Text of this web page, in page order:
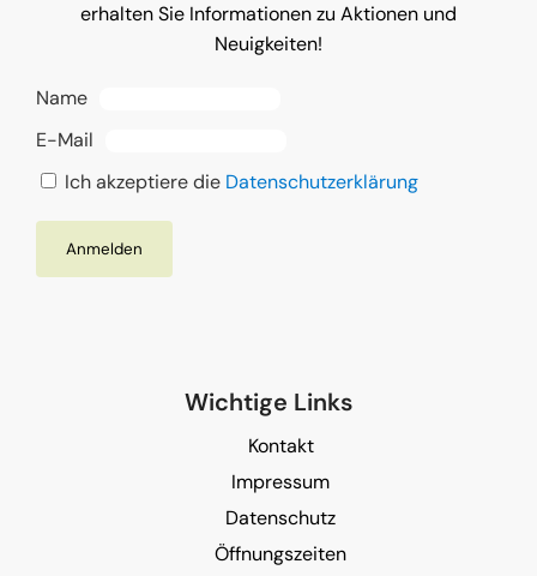
erhalten Sie Informationen zu Aktionen und
Neuigkeiten!
Name
E-Mail
Ich akzeptiere die Datenschutzerklärung
Wichtige Links
Kontakt
Impressum
Datenschutz
Öffnungszeiten